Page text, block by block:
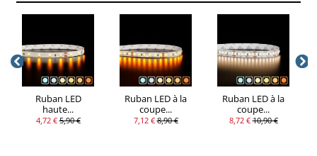
Ruban LED
haute...
4,72 € 5,90 €
Ruban LED à la
coupe...
7,12 € 8,90 €
Ruban LED à la
coupe...
8,72 € 10,90 €